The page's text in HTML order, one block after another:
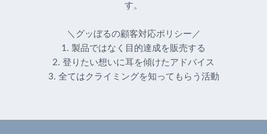
す。
＼グッぼるの顧客対応ポリシー／
1. 製品ではなく目的達成を販売する
2. 登りたい想いに耳を傾けたアドバイス
3. 全てはクライミングを知ってもらう活動